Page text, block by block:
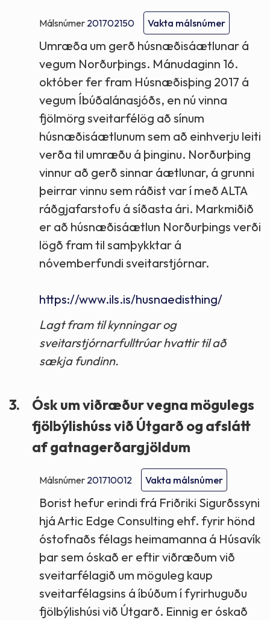
Málsnúmer 201702150 Vakta málsnúmer
Umræða um gerð húsnæðisáætlunar á
vegum Norðurþings. Mánudaginn 16.
október fer fram Húsnæðisþing 2017 á
vegum Íbúðalánasjóðs, en nú vinna
fjölmörg sveitarfélög að sínum
húsnæðisáætlunum sem að einhverju leiti
verða til umræðu á þinginu. Norðurþing
vinnur að gerð sinnar áætlunar, á grunni
þeirrar vinnu sem ráðist var í með ALTA
ráðgjafarstofu á síðasta ári. Markmiðið
er að húsnæðisáætlun Norðurþings verði
lögð fram til samþykktar á
nóvemberfundi sveitarstjórnar.
https://www.ils.is/husnaedisthing/
Lagt fram til kynningar og
sveitarstjórnarfulltrúar hvattir til að
sækja fundinn.
3.
Ósk um viðræður vegna mögulegs
fjölbýlishúss við Útgarð og afslátt
af gatnagerðargjöldum
Málsnúmer 201710012 Vakta málsnúmer
Borist hefur erindi frá Friðriki Sigurðssyni
hjá Artic Edge Consulting ehf. fyrir hönd
óstofnaðs félags heimamanna á Húsavík
þar sem óskað er eftir viðræðum við
sveitarfélagið um möguleg kaup
sveitarfélagsins á íbúðum í fyrirhuguðu
fjölbýlishúsi við Útgarð. Einnig er óskað